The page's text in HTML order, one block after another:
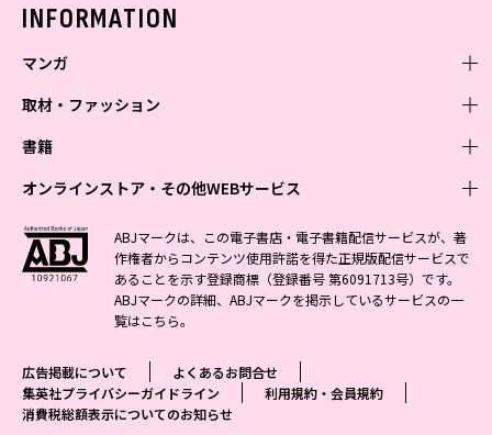
INFORMATION
マンガ
少年マンガ
Vジャンプ
最強ジャンプ
少年ジャンプ+
ジャンプTOON
ジャンプルーキー！
S-MANGA
青年マンガ
ZEBRACK
S-MANGA
集英社ジャンプリミックス
週刊ヤングジャンプ
ヤングジャンプ定期購読デジタル
少女マンガ
ZEBRACK
S-MANGA
集英社コミック文庫
マーガレット
別冊マーガレット
女性マンガ
ジャンプTOON
集英社コミック文庫
マンガMee公式サイト
リマコミ
取材・ファッション
ファッション・美容
BAILA
MAQUIA
eclat
T JAPAN
芸能・情報・スポーツ
週プレNEWS
週プレ グラジャパ!
書籍
文芸・文庫・総合
小説すばる
集英社 文芸ステーション
web 集英社文庫
アジア人物史
学芸・ノンフィクション・新書
1日5分で、明日は変わる よみタイ yomitai
集英社学芸部 - 学芸・ノンフィクション
集英社ビジネス書
集英社新書プラス - 知の水先案内人
kotoba
ライトノベル・ノベライズ
集英社オレンジ文庫
JUMP j-BOOKS
ダッシュエックス文庫公式サイト
集英社Webマガジン コバルト
集英社の児童図書 S-KIDS.LAND
オンラインストア・その他WEBサービス
オンラインストア
OTO
SHUEISHA MANGA-ART HERITAGE
ジャンプキャラクターズストア
HAPPY PLUS STORE
SHUEISHA VOX
LEEマルシェ
その他WEBサービス
集英社アドナビ
集英社エディターズ・ラボ
ABJマークは、この電子書店・電子書籍配信サービスが、著
作権者からコンテンツ使用許諾を得た正規版配信サービスで
あることを示す登録商標（登録番号 第6091713号）です。
ABJマークの詳細、ABJマークを掲示しているサービスの一
覧はこちら。
広告掲載について
よくあるお問合せ
集英社プライバシーガイドライン
利用規約・会員規約
消費税総額表示についてのお知らせ